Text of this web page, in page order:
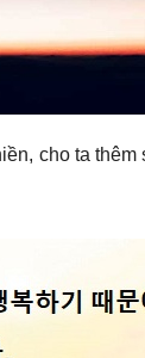
cho ta